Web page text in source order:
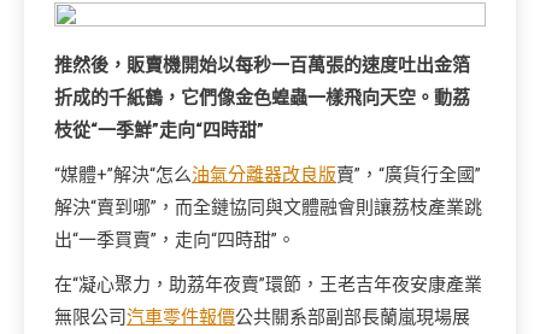
推然後，販賣機開始以每秒一百萬張的速度吐出金箔
折成的千紙鶴，它們像金色蝗蟲一樣飛向天空。動荔
枝從“一季鮮”走向“四時甜”
“媒體+”解決“怎么油氣分離器改良版賣”，“廣貨行全國”
解決“賣到哪”，而全鏈協同與文體融會則讓荔枝產業跳
出“一季買賣”，走向“四時甜”。
在“凝心聚力，助荔年夜賣”環節，王老吉年夜安康產業
無限公司汽車零件報價公共關系部副部長蘭嵐現場展